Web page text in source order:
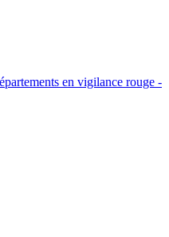
en vigilance rouge -